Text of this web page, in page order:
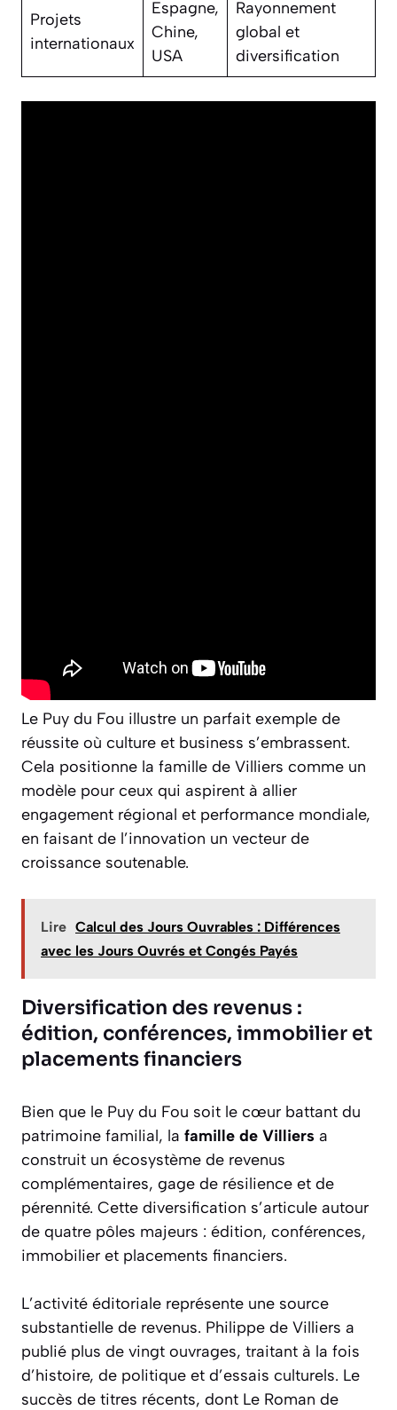
Projets
internationaux
Espagne,
Chine,
USA
Rayonnement
global et
diversification
Le Puy du Fou illustre un parfait exemple de
réussite où culture et business s’embrassent.
Cela positionne la famille de Villiers comme un
modèle pour ceux qui aspirent à allier
engagement régional et performance mondiale,
en faisant de l’innovation un vecteur de
croissance soutenable.
Lire Calcul des Jours Ouvrables : Différences
avec les Jours Ouvrés et Congés Payés
Diversification des revenus :
édition, conférences, immobilier et
placements financiers
Bien que le Puy du Fou soit le cœur battant du
patrimoine familial, la famille de Villiers a
construit un écosystème de revenus
complémentaires, gage de résilience et de
pérennité. Cette diversification s’articule autour
de quatre pôles majeurs : édition, conférences,
immobilier et placements financiers.
L’activité éditoriale représente une source
substantielle de revenus. Philippe de Villiers a
publié plus de vingt ouvrages, traitant à la fois
d’histoire, de politique et d’essais culturels. Le
succès de titres récents, dont Le Roman de